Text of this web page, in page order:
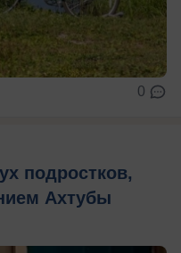
0
подростков,
Ахтубы